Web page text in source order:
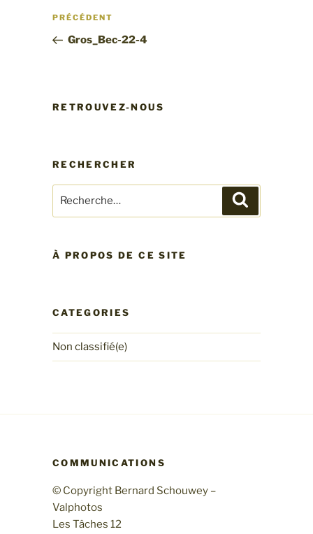
Navigation
l’article
Article
précédent
PRÉCÉDENT
Gros_Bec-22-4
RETROUVEZ-NOUS
RECHERCHER
pour
À PROPOS DE CE SITE
CATEGORIES
Non classifié(e)
COMMUNICATIONS
© Copyright Bernard Schouwey –
Valphotos
Les Tâches 12